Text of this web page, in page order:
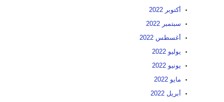
أكتوبر 2022
سبتمبر 2022
أغسطس 2022
يوليو 2022
يونيو 2022
مايو 2022
أبريل 2022